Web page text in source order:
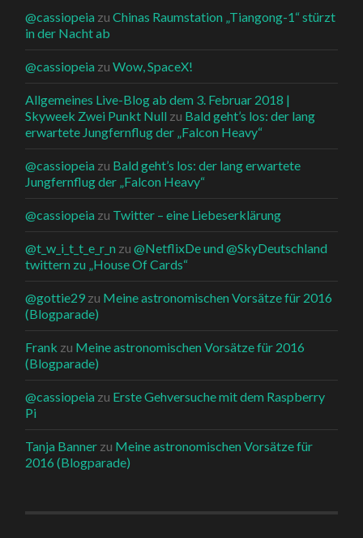
@cassiopeia zuChinas Raumstation „Tiangong-1“ stürzt
in der Nacht ab
@cassiopeia zuWow, SpaceX!
Allgemeines Live-Blog ab dem 3. Februar 2018 |
Skyweek Zwei Punkt Null zu Bald geht’s los: der lang
erwartete Jungfernflug der „Falcon Heavy“
@cassiopeia zu Bald geht’s los: der lang erwartete
Jungfernflug der „Falcon Heavy“
@cassiopeia zu Twitter – eine Liebeserklärung
@t_w_i_t_t_e_r_n zu@NetflixDe und @SkyDeutschland
twittern zu „House Of Cards“
@gottie29 zu Meine astronomischen Vorsätze für 2016
(Blogparade)
Frank zu Meine astronomischen Vorsätze für 2016
(Blogparade)
@cassiopeia zu Erste Gehversuche mit dem Raspberry
Pi
Tanja Banner zu Meine astronomischen Vorsätze für
2016 (Blogparade)